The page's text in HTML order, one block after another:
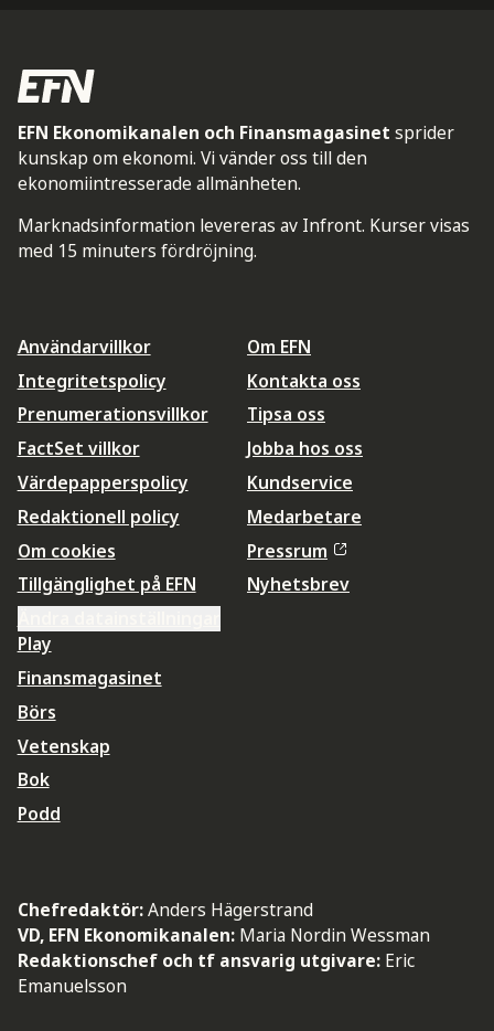
EFN Ekonomikanalen och Finansmagasinet sprider
kunskap om ekonomi. Vi vänder oss till den
ekonomiintresserade allmänheten.
Marknadsinformation levereras av Infront. Kurser visas
med 15 minuters fördröjning.
Användarvillkor
Integritetspolicy
Prenumerationsvillkor
FactSet villkor
Värdepapperspolicy
Redaktionell policy
Om cookies
Tillgänglighet på EFN
Om EFN
Kontakta oss
Tipsa oss
Jobba hos oss
Kundservice
Medarbetare
Pressrum
Nyhetsbrev
Play
Finansmagasinet
Börs
Vetenskap
Bok
Podd
Chefredaktör:Anders Hägerstrand
VD, EFN Ekonomikanalen: Maria Nordin Wessman
Redaktionschef och tf ansvarig utgivare: Eric
Emanuelsson